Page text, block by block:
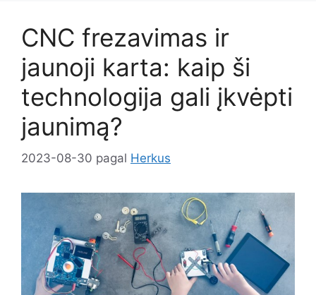
CNC frezavimas ir
jaunoji karta: kaip ši
technologija gali įkvėpti
jaunimą?
2023-08-30 pagal Herkus